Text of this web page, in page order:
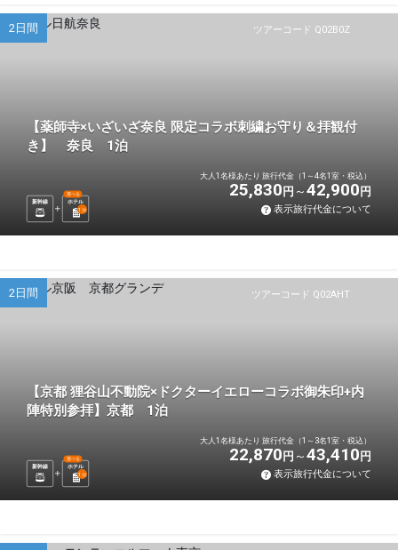
ツアーコード Q02B0Z
2日間
【薬師寺×いざいざ奈良 限定コラボ刺繍お守り＆拝観付
き】 奈良 1泊
新幹線 ホテル
選べる
1 泊
大人1名様あたり 旅行代金（1～4名1室・税込）
25,830 円 42,900 円
表示旅行代金について
ツアーコード Q02AHT
2日間
【京都 狸谷山不動院×ドクターイエローコラボ御朱印+内
陣特別参拝】京都 1泊
新幹線 ホテル
選べる
1 泊
大人1名様あたり 旅行代金（1～3名1室・税込）
22,870 円 43,410 円
表示旅行代金について